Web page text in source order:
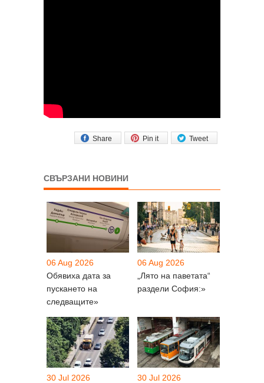
Tweet
Pin it
Share
СВЪРЗАНИ НОВИНИ
06 Aug 2026
Обявиха дата за
пускането на
следващите»
06 Aug 2026
„Лято на паветата“
раздели София:»
30 Jul 2026
30 Jul 2026